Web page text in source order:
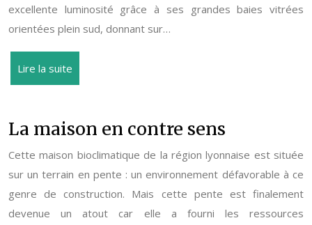
excellente luminosité grâce à ses grandes baies vitrées
orientées plein sud, donnant sur…
Lire la suite
La maison en contre sens
Cette maison bioclimatique de la région lyonnaise est située
sur un terrain en pente : un environnement défavorable à ce
genre de construction. Mais cette pente est finalement
devenue un atout car elle a fourni les ressources